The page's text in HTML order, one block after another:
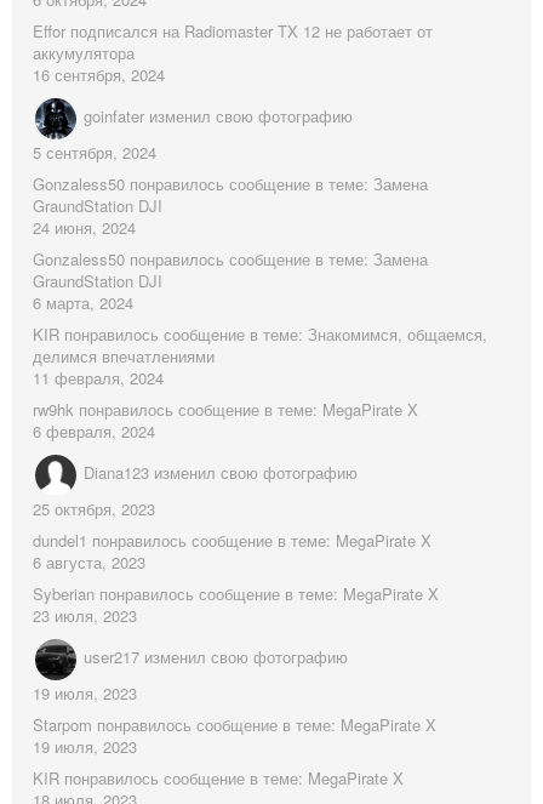
Effor подписался на Radiomaster TX 12 не работает от
аккумулятора
16 сентября, 2024
goinfater изменил свою фотографию
5 сентября, 2024
Gonzaless50 понравилось сообщение в теме: Замена
GraundStation DJI
24 июня, 2024
Gonzaless50 понравилось сообщение в теме: Замена
GraundStation DJI
6 марта, 2024
KIR понравилось сообщение в теме: Знакомимся, общаемся,
делимся впечатлениями
11 февраля, 2024
rw9hk понравилось сообщение в теме: MegaPirate X
6 февраля, 2024
Diana123 изменил свою фотографию
25 октября, 2023
dundel1 понравилось сообщение в теме: MegaPirate X
6 августа, 2023
Syberian понравилось сообщение в теме: MegaPirate X
23 июля, 2023
user217 изменил свою фотографию
19 июля, 2023
Starpom понравилось сообщение в теме: MegaPirate X
19 июля, 2023
KIR понравилось сообщение в теме: MegaPirate X